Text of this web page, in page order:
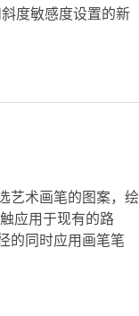
度敏感度设置的新
艺术画笔的图案，绘
应用于现有的路
同时应用画笔笔